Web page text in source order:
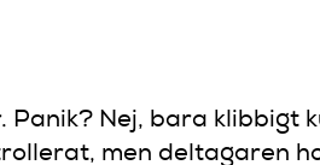
Nej, bara klibbigt
men deltagaren